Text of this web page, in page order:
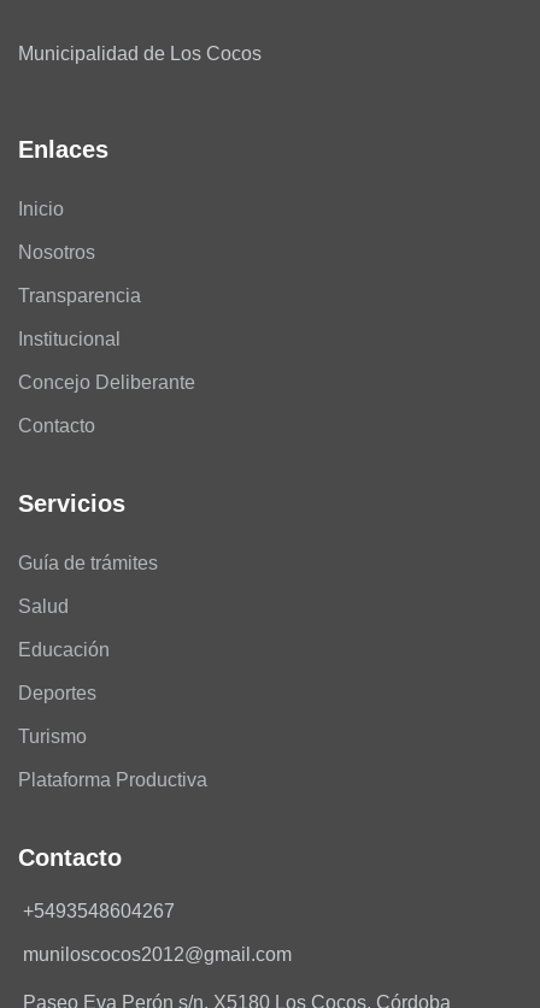
Municipalidad de Los Cocos
Enlaces
Inicio
Nosotros
Transparencia
Institucional
Concejo Deliberante
Contacto
Servicios
Guía de trámites
Salud
Educación
Deportes
Turismo
Plataforma Productiva
Contacto
+5493548604267
muniloscocos2012@gmail.com
Paseo Eva Perón s/n, X5180 Los Cocos, Córdoba